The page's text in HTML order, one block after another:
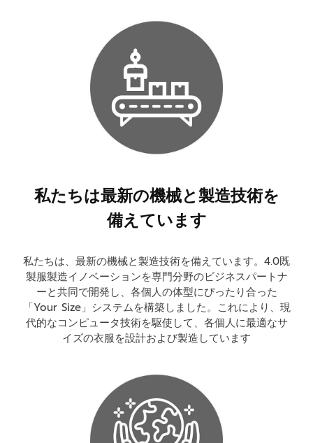
私たちは最新の機械と製造技術を
備えています
私たちは、最新の機械と製造技術を備えています。4.0既
製服製造イノベーションを専門分野のビジネスパートナ
ーと共同で開発し、各個人の体型にぴったり合った
「Your Size」システムを構築しました。これにより、現
代的なコンピュータ技術を駆使して、各個人に最適なサ
イズの衣服を設計および製造しています